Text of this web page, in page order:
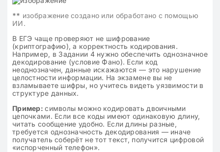
** изображение создано или обработано с помощью
ИИ.
В ЕГЭ чаще проверяют не шифрование
(криптографию), а корректность кодирования.
Например, в Задании 4 нужно обеспечить однозначное
декодирование (условие Фано). Если код
неоднозначен, данные искажаются — это нарушение
целостности информации. На экзамене вы не
взламываете шифры, но учитесь видеть уязвимости в
структуре данных.
Пример:символы можно кодировать двоичными
цепочками. Если все коды имеют одинаковую длину,
читать сообщение удобно. Если длины разные,
требуется однозначность декодирования — иначе
получатель соберёт не тот текст, получится цифровой
«испорченный телефон».